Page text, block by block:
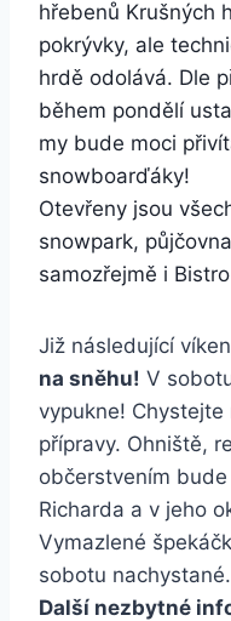
hřebenů Krušných
pokrývky, ale
hrdě odolává. Dle
během pondělí
my bude moci
snowboarďáky!
Otevřeny jsou
snowpark,
samozřejmě i
Již následující
na sněhu! V
vypukne! Chystejte
přípravy. Ohniště,
občerstvením
Richarda a v jeho
Vymazlené
sobotu
Další nezbytné